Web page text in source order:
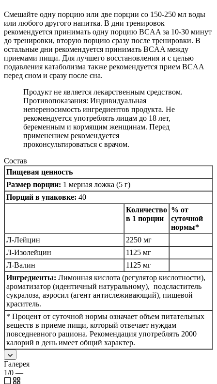
Смешайте одну порцию или две порции со 150-250 мл воды
или любого другого напитка. В дни тренировок
рекомендуется принимать одну порцию BCAA за 10-30 минут
до тренировки, вторую порцию сразу после тренировки. В
остальные дни рекомендуется принимать BCAA между
приемами пищи. Для лучшего восстановления и с целью
подавления катаболизма также рекомендуется прием BCAA
перед сном и сразу после сна.
Продукт не является лекарственным средством.
Противопоказания: Индивидуальная
непереносимость ингредиентов продукта. Не
рекомендуется употреблять лицам до 18 лет,
беременным и кормящим женщинам. Перед
применением рекомендуется
проконсультироваться с врачом.
Состав
Пищевая ценность
Размер порции: 1 мерная ложка (5 г)
Порций в упаковке: 40
Количество
в 1 порции
% от
суточной
нормы*
Л-Лейцин
2250 мг
Л-Изолейцин
1125 мг
Л-Валин
1125 мг
Ингредиенты: Лимонная кислота (регулятор кислотности),
ароматизатор (идентичный натуральному), подсластитель
сукралоза, аэросил (агент антислеживающий), пищевой
краситель.
* Процент от суточной нормы означает объем питательных
веществ в приеме пищи, который отвечает нуждам
повседневного рациона. Рекомендация употреблять 2000
калорий в день имеет общий характер.
Галерея
1/0 —